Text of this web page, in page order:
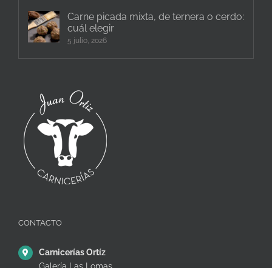
Carne picada mixta, de ternera o cerdo:
cuál elegir
5 julio, 2026
CONTACTO
Carnicerías Ortíz